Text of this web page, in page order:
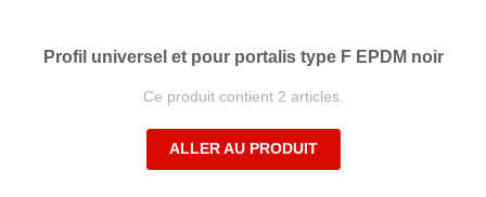
Profil universel et pour portalis type F EPDM noir
Ce produit contient 2 articles.
ALLER AU PRODUIT